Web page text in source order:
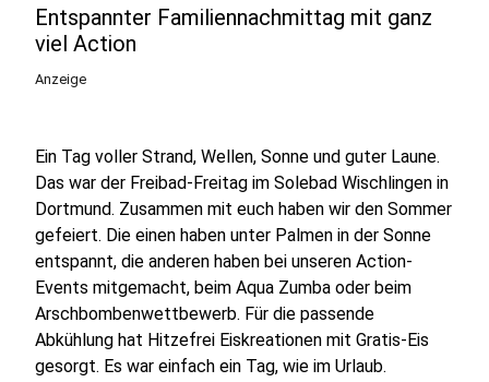
Entspannter Familiennachmittag mit ganz
viel Action
Anzeige
Ein Tag voller Strand, Wellen, Sonne und guter Laune.
Das war der Freibad-Freitag im Solebad Wischlingen in
Dortmund. Zusammen mit euch haben wir den Sommer
gefeiert. Die einen haben unter Palmen in der Sonne
entspannt, die anderen haben bei unseren Action-
Events mitgemacht, beim Aqua Zumba oder beim
Arschbombenwettbewerb. Für die passende
Abkühlung hat Hitzefrei Eiskreationen mit Gratis-Eis
gesorgt. Es war einfach ein Tag, wie im Urlaub.